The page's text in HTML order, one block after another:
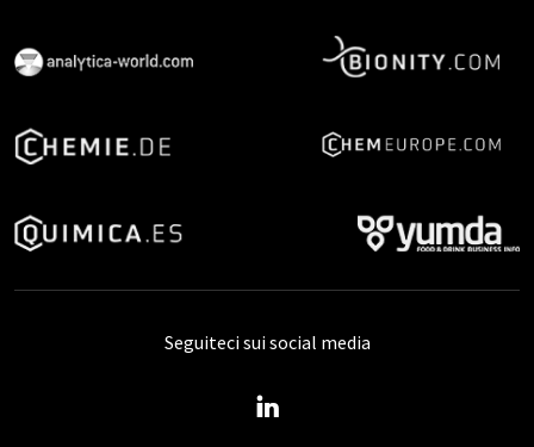
Seguiteci sui social media